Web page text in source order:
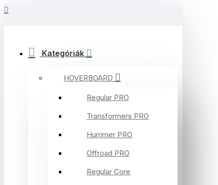
Kategóriák
HOVERBOARD
Regular PRO
Transformers PRO
Hummer PRO
Offroad PRO
Regular Core